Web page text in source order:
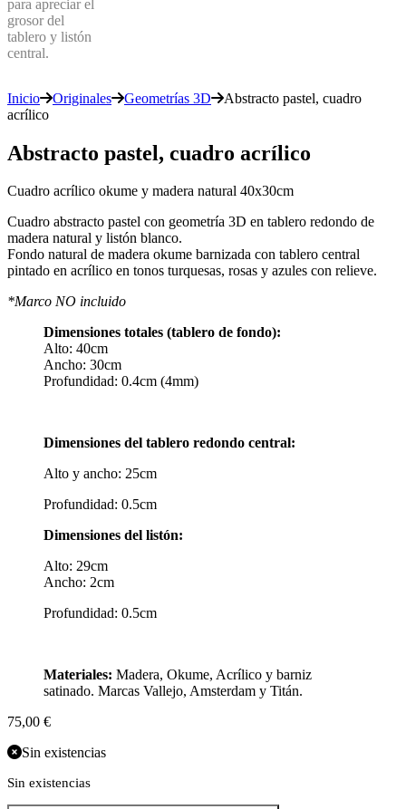
Inicio Originales Geometrías 3D
Abstracto pastel, cuadro
acrílico
Abstracto pastel, cuadro acrílico
Cuadro acrílico okume y madera natural 40x30cm
Cuadro abstracto pastel con geometría 3D en tablero redondo de
madera natural y listón blanco.
Fondo natural de madera okume barnizada con tablero central
pintado en acrílico en tonos turquesas, rosas y azules con relieve.
*Marco NO incluido
Dimensiones totales (tablero de fondo):
Alto: 40cm
Ancho: 30cm
Profundidad: 0.4cm (4mm)
Dimensiones del tablero redondo central:
Alto y ancho: 25cm
Profundidad: 0.5cm
Dimensiones del listón:
Alto: 29cm
Ancho: 2cm
Profundidad: 0.5cm
Materiales: Madera, Okume, Acrílico y barniz
satinado. Marcas Vallejo, Amsterdam y Titán.
75,00 €
Sin existencias
Sin existencias